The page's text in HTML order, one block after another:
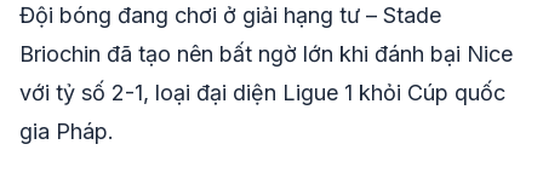
Đội bóng đang chơi ở giải hạng tư – Stade
Briochin đã tạo nên bất ngờ lớn khi đánh bại Nice
với tỷ số 2-1, loại đại diện Ligue 1 khỏi Cúp quốc
gia Pháp.